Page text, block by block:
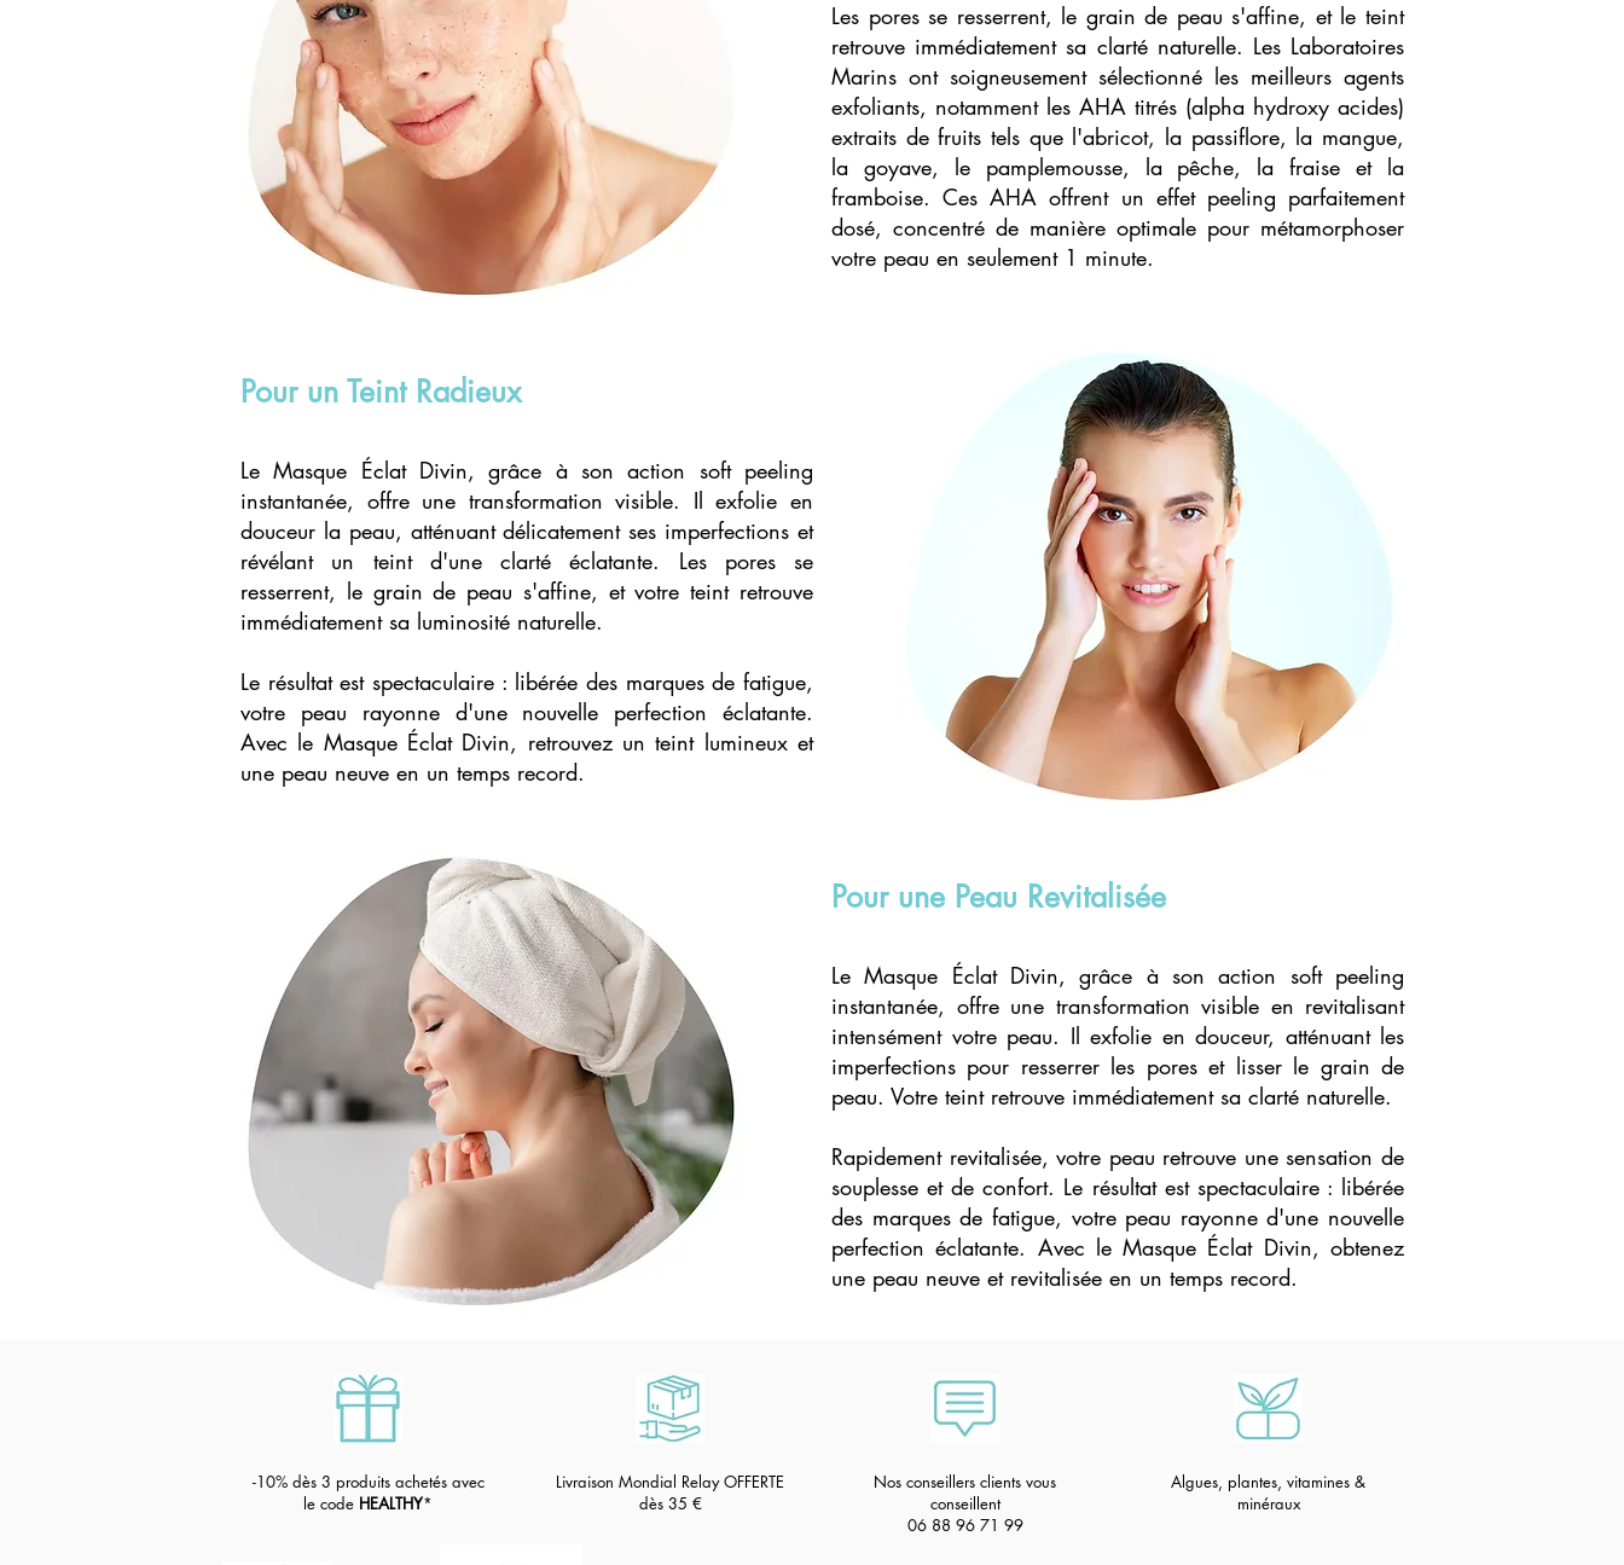
Les pores se resserrent, le grain de peau s'affine, et le teint
retrouve immédiatement sa clarté naturelle. Les Laboratoires
Marins ont soigneusement sélectionné les meilleurs agents
exfoliants, notamment les AHA titrés (alpha hydroxy acides)
extraits de fruits tels que l'abricot, la passiflore, la mangue,
la goyave, le pamplemousse, la pêche, la fraise et la
framboise. Ces AHA offrent un effet peeling parfaitement
dosé, concentré de manière optimale pour métamorphoser
votre peau en seulement 1 minute.
Pour un Teint Radieux
Le Masque Éclat Divin, grâce à son action soft peeling
instantanée, offre une transformation visible. Il exfolie en
douceur la peau, atténuant délicatement ses imperfections et
révélant un teint d'une clarté éclatante. Les pores se
resserrent, le grain de peau s'affine, et votre teint retrouve
immédiatement sa luminosité naturelle.
Le résultat est spectaculaire : libérée des marques de fatigue,
votre peau rayonne d'une nouvelle perfection éclatante.
Avec le Masque Éclat Divin, retrouvez un teint lumineux et
une peau neuve en un temps record.
Pour une Peau Revitalisée
Le Masque Éclat Divin, grâce à son action soft peeling
instantanée, offre une transformation visible en revitalisant
intensément votre peau. Il exfolie en douceur, atténuant les
imperfections pour resserrer les pores et lisser le grain de
peau. Votre teint retrouve immédiatement sa clarté naturelle.
Rapidement revitalisée, votre peau retrouve une sensation de
souplesse et de confort. Le résultat est spectaculaire : libérée
des marques de fatigue, votre peau rayonne d'une nouvelle
perfection éclatante. Avec le Masque Éclat Divin, obtenez
une peau neuve et revitalisée en un temps record.
-10% dès 3 produits achetés avec
le code HEALTHY*
Livraison Mondial Relay OFFERTE
dès 35 €
Nos conseillers clients vous
conseillent
06 88 96 71 99
Algues, plantes, vitamines &
minéraux